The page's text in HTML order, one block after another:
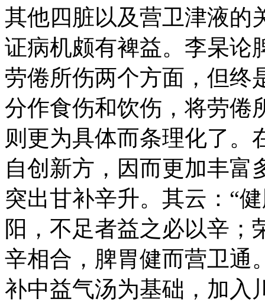
其他四脏以及营卫津液的
证病机颇有裨益。李杲论
劳倦所伤两个方面，但终
分作食伤和饮伤，将劳倦
则更为具体而条理化了。
自创新方，因而更加丰富
突出甘补辛升。其云：“
阳，不足者益之必以辛；
辛相合，脾胃健而营卫通
补中益气汤为基础，加入